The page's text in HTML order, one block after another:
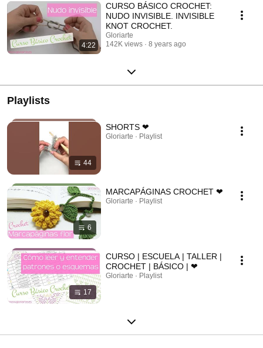
4:22
CURSO BÁSICO CROCHET:
NUDO INVISIBLE. INVISIBLE
KNOT CROCHET.
Gloriarte
142K views
8 years ago
Playlists
44
SHORTS ❤
Gloriarte · Playlist
6
MARCAPÁGINAS CROCHET ❤
Gloriarte · Playlist
17
CURSO | ESCUELA | TALLER |
CROCHET | BÁSICO | ❤
Gloriarte · Playlist